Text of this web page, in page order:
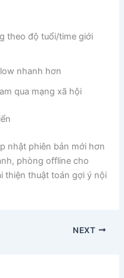
theo độ tuổi/time giới
nhanh hơn
qua mạng xã hội
nhật phiên bản mới hơn
phòng offline cho
thiện thuật toán gợi ý nội
NEXT